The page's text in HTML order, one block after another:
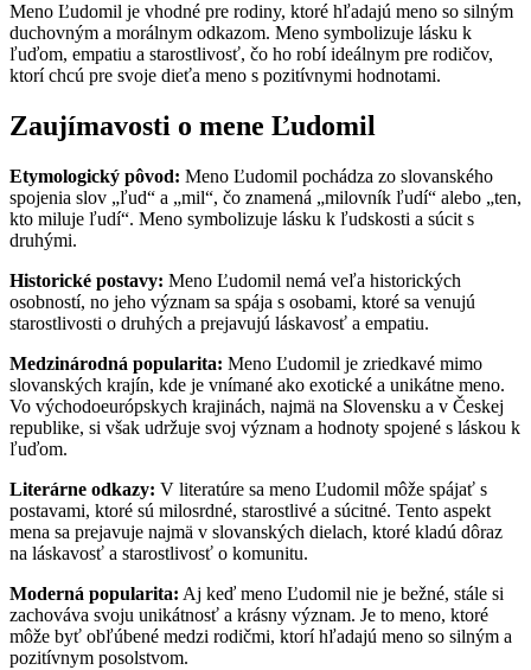
Meno Ľudomil je vhodné pre rodiny, ktoré hľadajú meno so silným
duchovným a morálnym odkazom. Meno symbolizuje lásku k
ľuďom, empatiu a starostlivosť, čo ho robí ideálnym pre rodičov,
ktorí chcú pre svoje dieťa meno s pozitívnymi hodnotami.
Zaujímavosti o mene Ľudomil
Etymologický pôvod: Meno Ľudomil pochádza zo slovanského
spojenia slov „ľud“ a „mil“, čo znamená „milovník ľudí“ alebo „ten,
kto miluje ľudí“. Meno symbolizuje lásku k ľudskosti a súcit s
druhými.
Historické postavy: Meno Ľudomil nemá veľa historických
osobností, no jeho význam sa spája s osobami, ktoré sa venujú
starostlivosti o druhých a prejavujú láskavosť a empatiu.
Medzinárodná popularita: Meno Ľudomil je zriedkavé mimo
slovanských krajín, kde je vnímané ako exotické a unikátne meno.
Vo východoeurópskych krajinách, najmä na Slovensku a v Českej
republike, si však udržuje svoj význam a hodnoty spojené s láskou k
ľuďom.
Literárne odkazy: V literatúre sa meno Ľudomil môže spájať s
postavami, ktoré sú milosrdné, starostlivé a súcitné. Tento aspekt
mena sa prejavuje najmä v slovanských dielach, ktoré kladú dôraz
na láskavosť a starostlivosť o komunitu.
Moderná popularita: Aj keď meno Ľudomil nie je bežné, stále si
zachováva svoju unikátnosť a krásny význam. Je to meno, ktoré
môže byť obľúbené medzi rodičmi, ktorí hľadajú meno so silným a
pozitívnym posolstvom.